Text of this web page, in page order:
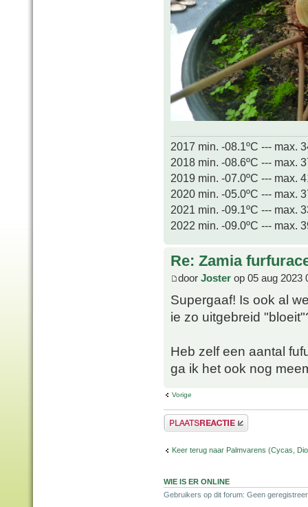
2017 min. -08.1ºC --- max.
2018 min. -08.6ºC --- max.
2019 min. -07.0ºC --- max.
2020 min. -05.0ºC --- max.
2021 min. -09.1ºC --- max.
2022 min. -09.0ºC --- max.
Re: Zamia
door Joster op 05 aug 2023
Supergaaf! Is ook al
ie zo uitgebreid
Heb zelf een aantal
ga ik het ook nog
Vorige
Plaats een reactie
Keer terug naar Palmvarens (Cycas,
WIE IS ER ONLINE
Gebruikers op dit forum: Geen